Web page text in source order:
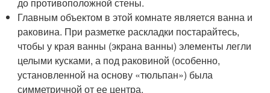
Главным объектом в этой комнате является ванна и
раковина. При разметке раскладки постарайтесь,
чтобы у края ванны (экрана ванны) элементы легли
целыми кусками, а под раковиной (особенно,
установленной на основу «тюльпан») была
симметричной от ее центра.